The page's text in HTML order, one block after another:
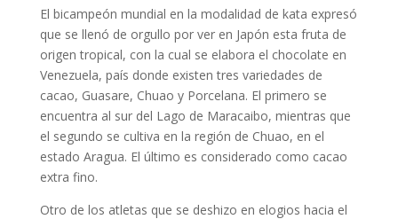
El bicampeón mundial en la modalidad de kata expresó
que se llenó de orgullo por ver en Japón esta fruta de
origen tropical, con la cual se elabora el chocolate en
Venezuela, país donde existen tres variedades de
cacao, Guasare, Chuao y Porcelana. El primero se
encuentra al sur del Lago de Maracaibo, mientras que
el segundo se cultiva en la región de Chuao, en el
estado Aragua. El último es considerado como cacao
extra fino.
Otro de los atletas que se deshizo en elogios hacia el